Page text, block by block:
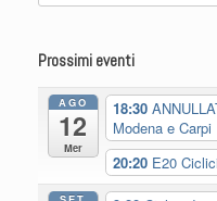
Prossimi eventi
AGO
12
Mer
18:30
Modena e Carpi
20:20 E20